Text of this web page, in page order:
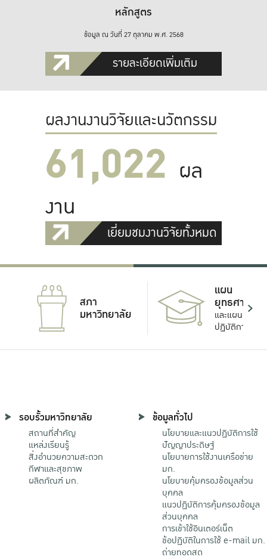
หลักสูตร
ข้อมูล ณ วันที่ 27 ตุลาคม พ.ศ. 2568
รายละเอียดเพิ่มเติม
ผลงานงานวิจัยและนวัตกรรม
61,022 ผล
งาน
เยี่ยมชมงานวิจัยทั้งหมด
สภา
มหาวิทยาลัย
แผน
ยุทธศาสตร์
และแผน
ปฏิบัติการ
รอบรั้วมหาวิทยาลัย
สถานที่สำคัญ
แหล่งเรียนรู้
สิ่งอำนวยความสะดวก
กีฬาและสุขภาพ
ผลิตภัณฑ์ มก.
ข้อมูลทั่วไป
นโยบายและแนวปฏิบัติการใช้
ปัญญาประดิษฐ์
นโยบายการใช้งานเครือข่าย
มก.
นโยบายคุ้มครองข้อมูลส่วน
บุคคล
แนวปฏิบัติการคุ้มครองข้อมูล
ส่วนบุคคล
การเข้าใช้อินเตอร์เน็ต
ข้อปฏิบัติในการใช้ e-mail มก.
ถ่ายทอดสด